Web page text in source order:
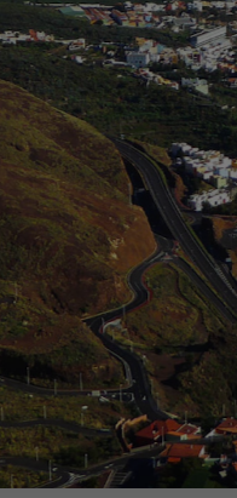
Market
Analysis
Performance